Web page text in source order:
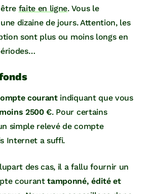
faite en ligne. Vous le
dizaine de jours. Attention, les
sont plus ou moins longs en
courantindiquant que vous
2500 €. Pour certains
simple relevé de compte
Internet a suffi.
des cas, il a fallu fournir un
couranttamponné, édité et